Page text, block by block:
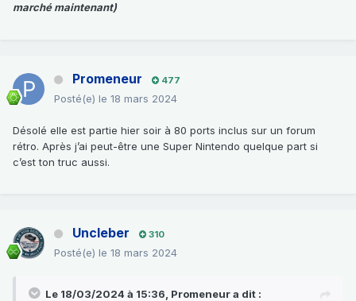
marché maintenant)
Promeneur 477
Posté(e) le 18 mars 2024
Désolé elle est partie hier soir à 80 ports inclus sur un forum
rétro. Après j’ai peut-être une Super Nintendo quelque part si
c’est ton truc aussi.
Uncleber 310
Posté(e) le 18 mars 2024
Le 18/03/2024 à 15:36, Promeneura dit :